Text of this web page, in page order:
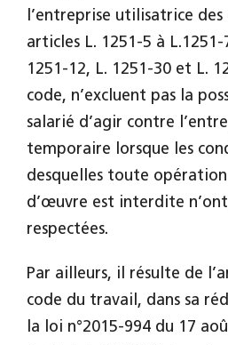
l’entreprise utilisatrice des
articles L. 1251-5 à L.1251-
1251-12, L. 1251-30 et L.
code, n’excluent pas la
salarié d’agir contre
temporaire lorsque les
desquelles toute
d’œuvre est interdite
respectées.
Par ailleurs, il résulte de
code du travail, dans sa
la loi n°2015-994 du 17